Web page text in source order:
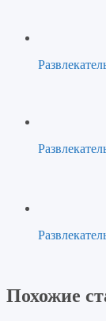
Похожие